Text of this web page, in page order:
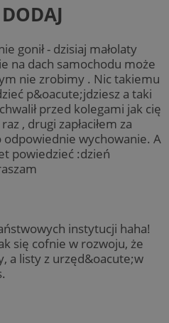
DODAJ
gonił - dzisiaj małolaty
na dach samochodu może
nie zrobimy . Nic takiemu
p&oacute;jdziesz a taki
przed kolegami jak cię
, drugi zapłaciłem za
wychowanie. A
powiedzieć :dzień
instytucji haha!
się cofnie w rozwoju, że
a listy z urzęd&oacute;w